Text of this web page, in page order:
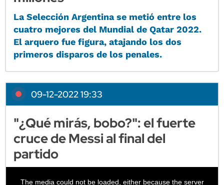
La Selección Argentina se metió entre los
cuatro mejores del Mundial de Qatar 2022.
El arquero fue figura, atajando los dos
primeros disparos de los penales.
09-12-2022 19:33
"¿Qué mirás, bobo?": el fuerte
cruce de Messi al final del
partido